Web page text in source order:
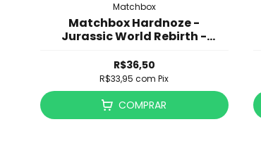
Matchbox
Matchbox Hardnoze -
Jurassic World Rebirth -
R$36,50
R$33,95com Pix
COMPRAR